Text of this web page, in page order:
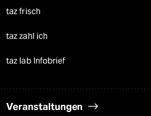
taz frisch
taz zahl ich
taz lab Infobrief
Veranstaltungen